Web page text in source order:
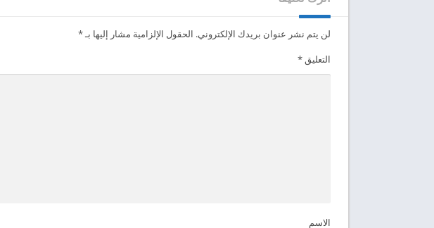
لن يتم نشر عنوان بريدك الإلكتروني. الحقول الإلزامية مشار إليها بـ*
التعليق*
الاسم